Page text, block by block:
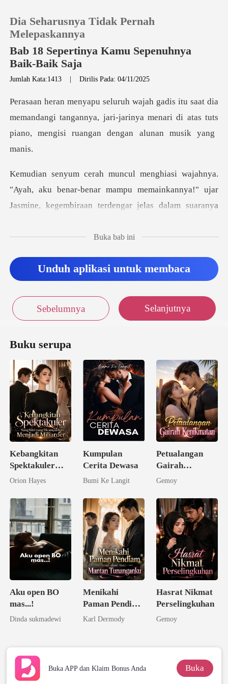
Pengisian Ulang
Riwayat Membaca
Unduh Aplikasi
Dia Seharusnya Tidak Pernah
Melepaskannya
Bab 18 Sepertinya Kamu Sepenuhnya
Baik-Baik Saja
Jumlah Kata:1413 |Dirilis Pada: 04/11/2025
memandangi tangannya, jari-jarinya menari di atas tuts
benar-benar mampu memainkannya!" ujar
Jasmine, kegembiraan
Buka bab ini
Unduh aplikasi untuk membaca
Sebelumnya Selanjutnya
Buku serupa
Kebangkitan
Spektakuler
Sang Istri yang
Menjadi
Miliarder
Orion Hayes
Kumpulan
Cerita Dewasa
Bumi Ke Langit
Petualangan
Gairah
Kenikmatan
Gemoy
Aku open BO
mas...!
Dinda sukmadewi
Menikahi
Paman Pendiam
dari Mantan
Karl Dermody
Hasrat Nikmat
Perselingkuhan
Gemoy
Buka APP dan Klaim Bonus Anda Buka